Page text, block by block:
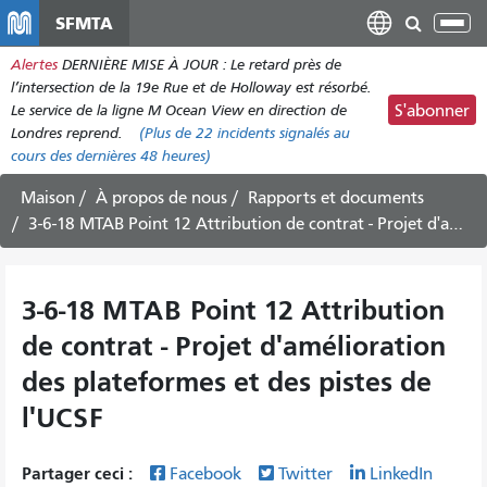
contenu
principal
SFMTA
Alertes DERNIÈRE MISE À JOUR : Le retard près de
l’intersection de la 19e Rue et de Holloway est résorbé.
Le service de la ligne M Ocean View en direction de
Londres reprend.
(Plus de 22 incidents signalés au
cours des dernières 48 heures)
S'abonner
Maison À propos de nous
Rapports et documents
3-6-18 MTAB Point 12 Attribution de contrat - Projet d'amélioration des plateformes et des pistes de l'UCSF
3-6-18 MTAB Point 12 Attribution
de contrat - Projet d'amélioration
des plateformes et des pistes de
l'UCSF
Partager ceci : Facebook Twitter LinkedIn